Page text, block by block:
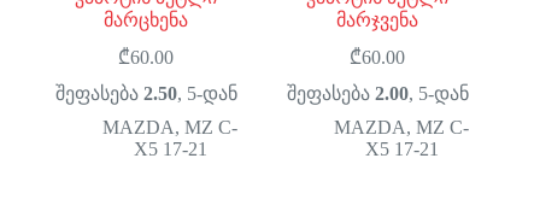
მარცხენა
₾60.00
შეფასება 2.50, 5-დან
MAZDA,MZ C-
X5 17-21
მარჯვენა
₾60.00
შეფასება 2.00, 5-დან
MAZDA,MZ C-
X5 17-21